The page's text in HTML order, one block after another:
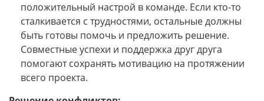
положительный настрой в команде. Если кто-то
сталкивается с трудностями, остальные должны
быть готовы помочь и предложить решение.
Совместные успехи и поддержка друг друга
помогают сохранять мотивацию на протяжении
всего проекта.